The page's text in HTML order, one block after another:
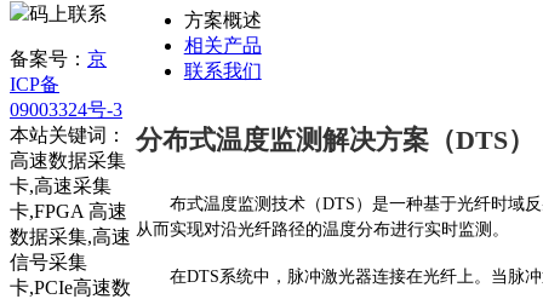
方案概述
相关产品
联系我们
分布式温度监测解决方案（DTS）
布式温度监测技术（DTS）是一种基于光纤时域
从而实现对沿光纤路径的温度分布进行实时监测。
在DTS系统中，脉冲激光器连接在光纤上。当脉
码上联系
备案号： 京
ICP备
09003324号-3
本站关键词：
高速数据采集
卡,高速采集
卡,FPGA 高速
数据采集,高速
信号采集
卡,PCIe高速数